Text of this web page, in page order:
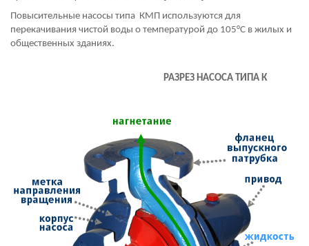
Повысительные насосы типа КМП используются для
перекачивания чистой воды о температурой до 105°С в жилых и
общественных зданиях.
РАЗРЕЗ НАСОСА ТИПА К